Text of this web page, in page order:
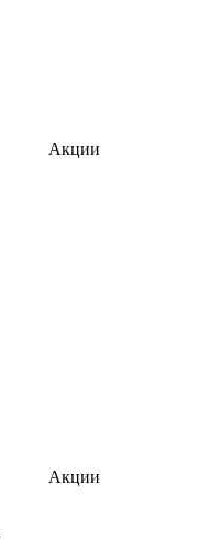
Акции
Акции